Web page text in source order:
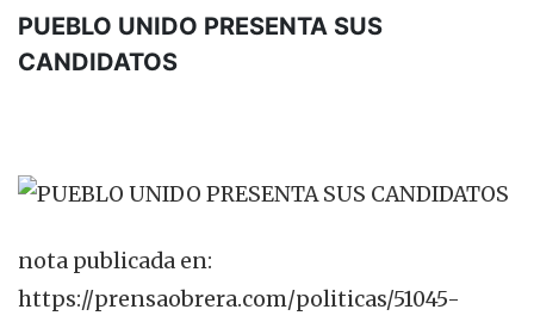
PUEBLO UNIDO PRESENTA SUS
CANDIDATOS
nota publicada en:
https://prensaobrera.com/politicas/51045-